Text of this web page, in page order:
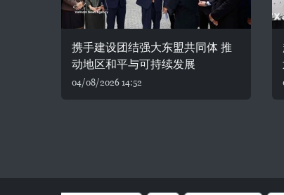
携手建设团结强大东盟共同体 推
动地区和平与可持续发展
04/08/2026 14:52